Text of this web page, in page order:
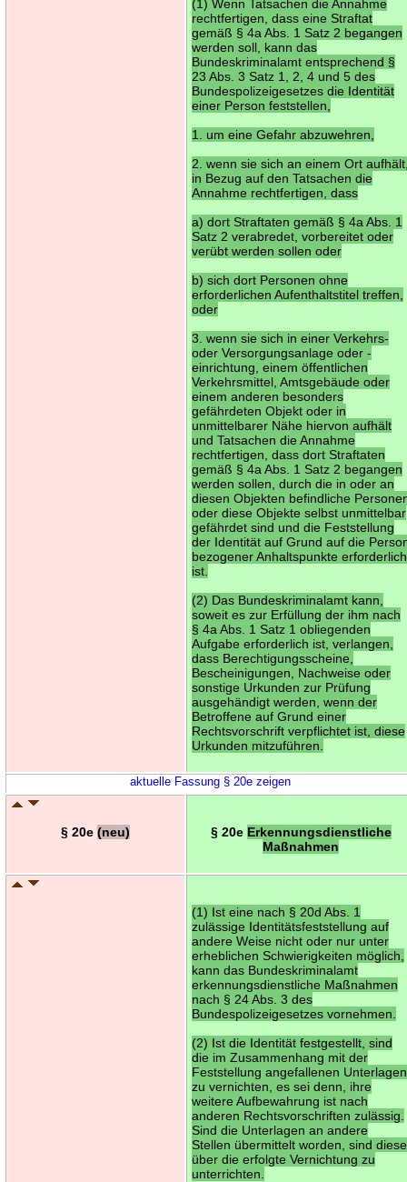
(1) Wenn Tatsachen die Annahme
rechtfertigen, dass eine Straftat
gemäß § 4a Abs. 1 Satz 2 begangen
werden soll, kann das
Bundeskriminalamt entsprechend §
23 Abs. 3 Satz 1, 2, 4 und 5 des
Bundespolizeigesetzes die Identität
einer Person feststellen,
1. um eine Gefahr abzuwehren,
2. wenn sie sich an einem Ort
in Bezug auf den Tatsachen die
Annahme rechtfertigen, dass
a) dort Straftaten gemäß § 4a Abs. 1
Satz 2 verabredet, vorbereitet oder
verübt werden sollen oder
b) sich dort Personen ohne
erforderlichen Aufenthaltstitel treffen,
oder
3. wenn sie sich in einer Verkehrs-
oder Versorgungsanlage oder -
einrichtung, einem öffentlichen
Verkehrsmittel, Amtsgebäude oder
einem anderen besonders
gefährdeten Objekt oder in
unmittelbarer Nähe hiervon aufhält
und Tatsachen die Annahme
rechtfertigen, dass dort Straftaten
gemäß § 4a Abs. 1 Satz 2 begangen
werden sollen, durch die in oder an
diesen Objekten befindliche
oder diese Objekte selbst unmittelbar
gefährdet sind und die Feststellung
der Identität auf Grund auf die
bezogener Anhaltspunkte erforderlich
ist.
(2) Das Bundeskriminalamt kann,
soweit es zur Erfüllung der ihm nach
§ 4a Abs. 1 Satz 1 obliegenden
Aufgabe erforderlich ist, verlangen,
dass Berechtigungsscheine,
Bescheinigungen, Nachweise oder
sonstige Urkunden zur Prüfung
ausgehändigt werden, wenn der
Betroffene auf Grund einer
Rechtsvorschrift verpflichtet ist, diese
Urkunden mitzuführen.
aktuelle Fassung § 20e zeigen
§ 20e(neu) § 20e Erkennungsdienstliche
Maßnahmen
(1) Ist eine nach § 20d Abs. 1
zulässige Identitätsfeststellung auf
andere Weise nicht oder nur unter
erheblichen Schwierigkeiten möglich,
kann das Bundeskriminalamt
erkennungsdienstliche Maßnahmen
nach § 24 Abs. 3 des
Bundespolizeigesetzes vornehmen.
(2) Ist die Identität festgestellt, sind
die im Zusammenhang mit der
Feststellung angefallenen Unterlagen
zu vernichten, es sei denn, ihre
weitere Aufbewahrung ist nach
anderen Rechtsvorschriften zulässig.
Sind die Unterlagen an andere
Stellen übermittelt worden, sind diese
über die erfolgte Vernichtung zu
unterrichten.